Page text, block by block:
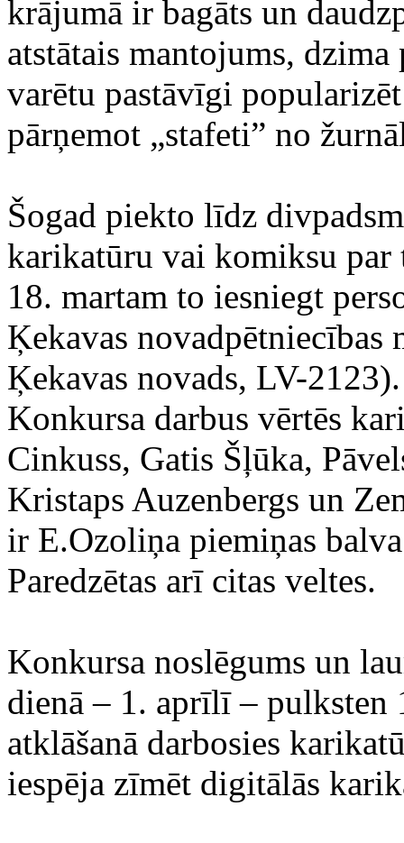
krājumā ir bagāts un
atstātais mantojums,
varētu pastāvīgi
pārņemot „stafeti” no
Šogad piekto līdz
karikatūru vai komiksu
18. martam to iesniegt
Ķekavas novadpētniecības
Ķekavas novads, LV-2123).
Konkursa darbus vērtēs
Cinkuss, Gatis Šļūka,
Kristaps Auzenbergs un
ir E.Ozoliņa piemiņas
Paredzētas arī citas veltes.
Konkursa noslēgums un
dienā – 1. aprīlī – pulksten
atklāšanā darbosies
iespēja zīmēt digitālās